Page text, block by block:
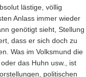
lästige, völlig
Anlass immer wieder
genötigt sieht, Stellung
dass er sich doch zu
Was im Volksmund die
das Huhn usw., ist
politischen